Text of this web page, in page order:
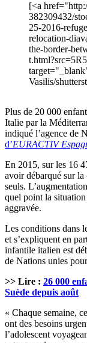
[<a
382309432/
25-2016-
relocation-
the-border-
Vasilis/
Plus de 20 000
Italie par la
indiqué l’agence de
d’EURACTIV
En 2015, sur les 16
avoir débarqué sur
seuls.
quel point la situation
aggravée.
Les conditions dans
et s’expliquent en
infantile italien est
de Nations unies
>> Lire : 26 000
Suède depuis août
« Chaque semaine,
ont des besoins
l’adolescent